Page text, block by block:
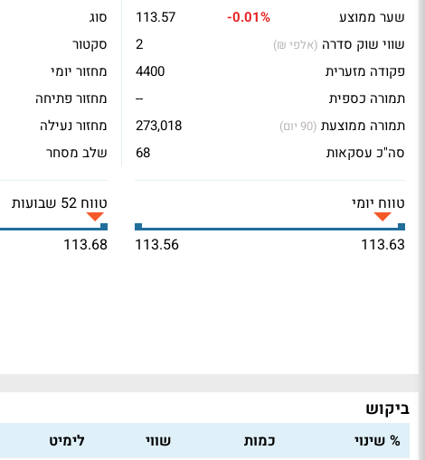
שער ממוצע
-0.01%
113.57
שווי שוק סדרה (אלפי ₪)
2
פקודה מזערית
4400
תמורה כספית
--
תמורה ממוצעת (90 יום)
273,018
סה"כ עסקאות
68
סוג
סקטור
מחזור יומי
מחזור פתיחה
מחזור נעילה
שלב מסחר
טווח יומי
113.63
113.56
טווח 52 שבועות
113.68
ביקוש
% שינוי כמות שווי
לימיט